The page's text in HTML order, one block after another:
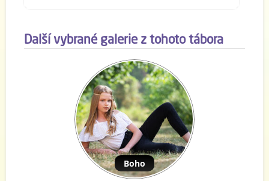
Další vybrané galerie z tohoto tábora
Boho